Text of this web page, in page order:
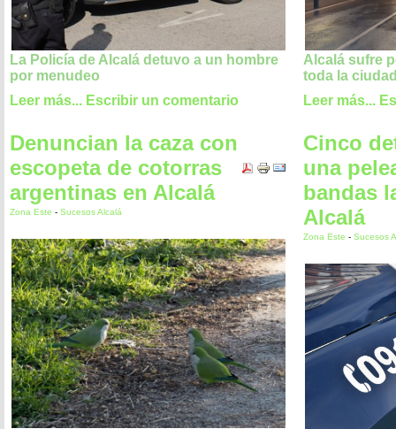
La Policía de Alcalá detuvo a un hombre
por menudeo
Leer más... Escribir un comentario
Denuncian la caza con
escopeta de cotorras
argentinas en Alcalá
Zona Este - Sucesos Alcalá
Alcalá sufre
toda la
Leer más...
Cinco
una
bandas
Alcalá
Zona Este - Sucesos